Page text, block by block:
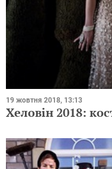
19 жовтня 2018, 13:13
Хеловін 2018: